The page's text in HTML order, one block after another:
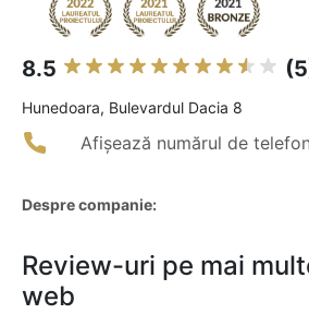
8.5
Hunedoara, Bulevardul Dacia 8
Afișează numărul de telefon
Despre companie:
Review-uri pe mai
web